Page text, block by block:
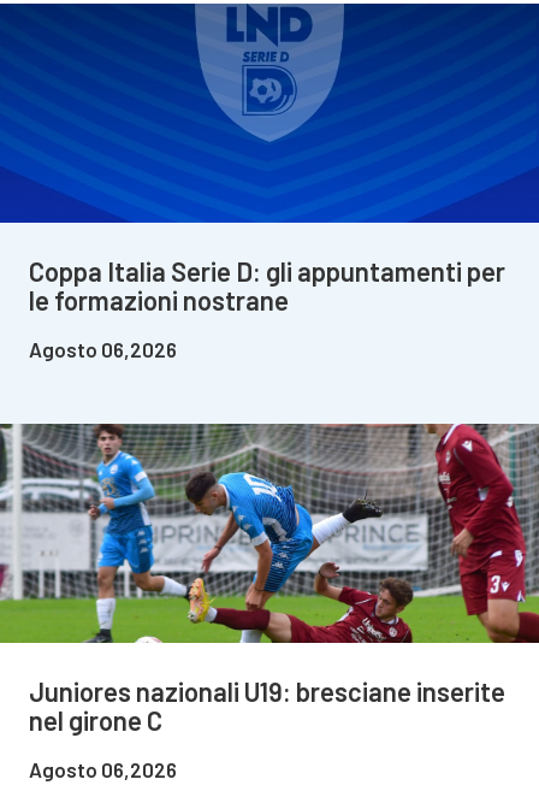
Coppa Italia Serie D: gli appuntamenti per
le formazioni nostrane
Agosto 06,2026
Juniores nazionali U19: bresciane inserite
nel girone C
Agosto 06,2026